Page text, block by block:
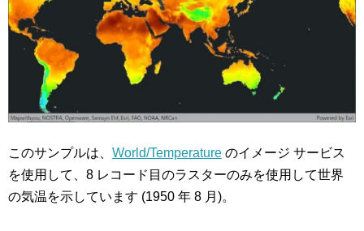
このサンプルは、 World/Temperature のイメージ サービス
を使用して、8 レコード目のラスターのみを使用して世界
の気温を示しています (1950 年 8 月)。